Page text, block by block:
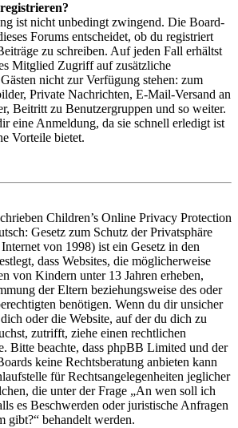
ist nicht unbedingt zwingend. Die Board-
Forums entscheidet, ob du registriert
zu schreiben. Auf jeden Fall erhältst
Mitglied Zugriff auf zusätzliche
nicht zur Verfügung stehen: zum
Private Nachrichten, E-Mail-Versand an
Beitritt zu Benutzergruppen und so weiter.
eine Anmeldung, da sie schnell erledigt ist
Vorteile bietet.
Children’s Online Privacy Protection
Gesetz zum Schutz der Privatsphäre
von 1998) ist ein Gesetz in den
dass Websites, die möglicherweise
von Kindern unter 13 Jahren erheben,
der Eltern beziehungsweise des oder
benötigen. Wenn du dir unsicher
oder die Website, auf der du dich zu
zutrifft, ziehe einen rechtlichen
Bitte beachte, dass phpBB Limited und der
keine Rechtsberatung anbieten kann
für Rechtsangelegenheiten jeglicher
die unter der Frage „An wen soll ich
es Beschwerden oder juristische Anfragen
gibt?“ behandelt werden.